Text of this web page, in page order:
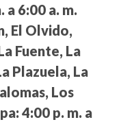
a 6:00 a. m.
El Olvido,
Fuente, La
Plazuela, La
Los
4:00 p. m. a